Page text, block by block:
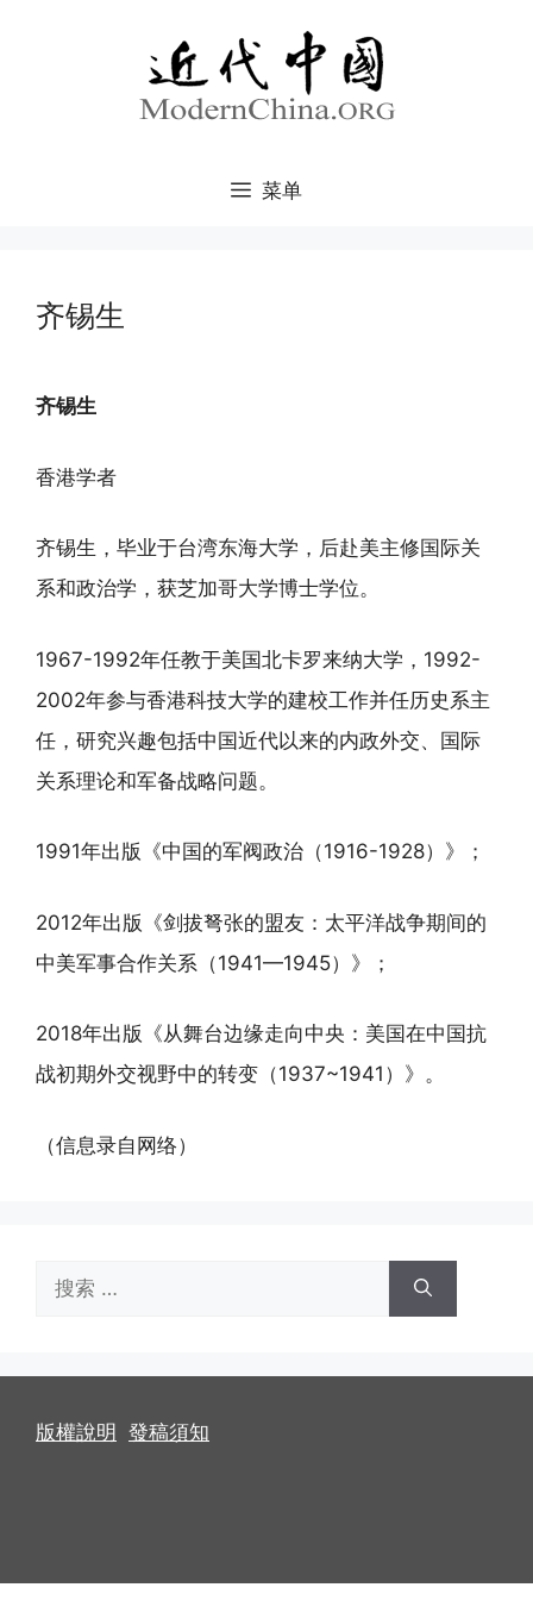
菜单
齐锡生
齐锡生
香港学者
齐锡生，毕业于台湾东海大学，后赴美主修国际关
系和政治学，获芝加哥大学博士学位。
1967-1992年任教于美国北卡罗来纳大学，1992-
2002年参与香港科技大学的建校工作并任历史系主
任，研究兴趣包括中国近代以来的内政外交、国际
关系理论和军备战略问题。
1991年出版《中国的军阀政治（1916-1928）》；
2012年出版《剑拔弩张的盟友：太平洋战争期间的
中美军事合作关系（1941—1945）》；
2018年出版《从舞台边缘走向中央：美国在中国抗
战初期外交视野中的转变（1937~1941）》。
（信息录自网络）
版權說明 發稿須知